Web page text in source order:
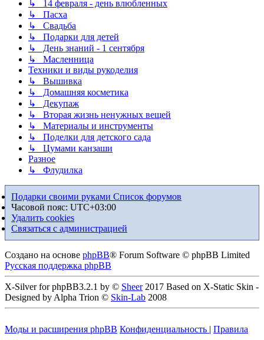
↳ 14 февраля - день влюбленных
↳ Пасха
↳ Свадьба
↳ Подарки для детей
↳ День знаний - 1 сентября
↳ Масленница
Техники и виды рукоделия
↳ Вышивка
↳ Домашняя косметика
↳ Декупаж
↳ Вторая жизнь ненужных вещей
↳ Материалы и инструменты
↳ Поделки для детского сада
↳ Цумами канзаши
Разное
↳ Флудилка
Подарки своими руками Список форумов
Часовой пояс: UTC+03:00
Удалить cookies
Связаться с администрацией
Создано на основе phpBB® Forum Software © phpBB Limited
Русская поддержка phpBB
X-Silver for phpBB3.2.1 by © Sheer2017 Based on X-Static Skin -
Designed by Alpha Trion © Skin-Lab 2008
Моды и расширения phpBB Конфиденциальность | Правила